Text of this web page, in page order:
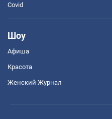
Covid
Шоу
Афиша
Красота
Женский Журнал